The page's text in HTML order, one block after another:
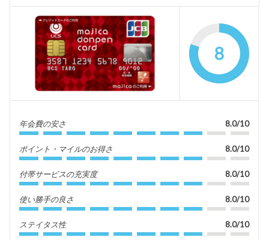
8
年会費の安さ 8.0/10
ポイント・マイルのお得さ 8.0/10
付帯サービスの充実度 8.0/10
使い勝手の良さ 8.0/10
ステイタス性 8.0/10